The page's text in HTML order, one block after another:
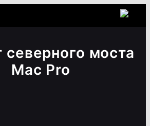
северного моста
Mac Pro